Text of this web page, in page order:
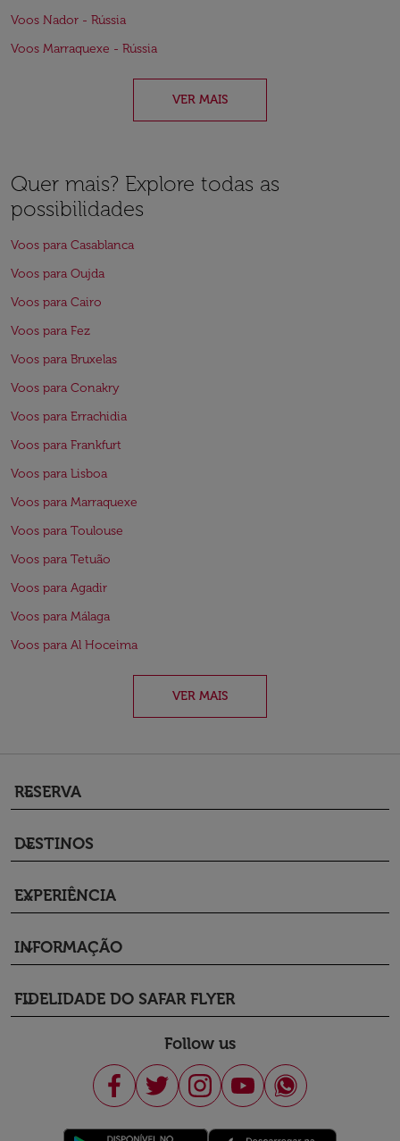
Voos Nador - Rússia
Voos Marraquexe - Rússia
VER MAIS
Quer mais? Explore todas as
possibilidades
Voos para Casablanca
Voos para Oujda
Voos para Cairo
Voos para Fez
Voos para Bruxelas
Voos para Conakry
Voos para Errachidia
Voos para Frankfurt
Voos para Lisboa
Voos para Marraquexe
Voos para Toulouse
Voos para Tetuão
Voos para Agadir
Voos para Málaga
Voos para Al Hoceima
VER MAIS
RESERVA
keyboard_arrow_down
DESTINOS
keyboard_arrow_down
EXPERIÊNCIA
keyboard_arrow_down
INFORMAÇÃO
keyboard_arrow_down
FIDELIDADE DO SAFAR FLYER
keyboard_arrow_down
Follow us